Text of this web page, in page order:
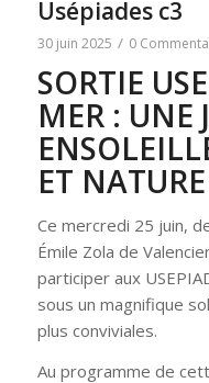
Usépiades c3
30 juin 2025 / 0
SORTIE
MER : UNE
ET NATURE
Ce mercredi 25 juin,
Émile Zola de
participer aux
sous un magnifique
plus conviviales.
Au programme de